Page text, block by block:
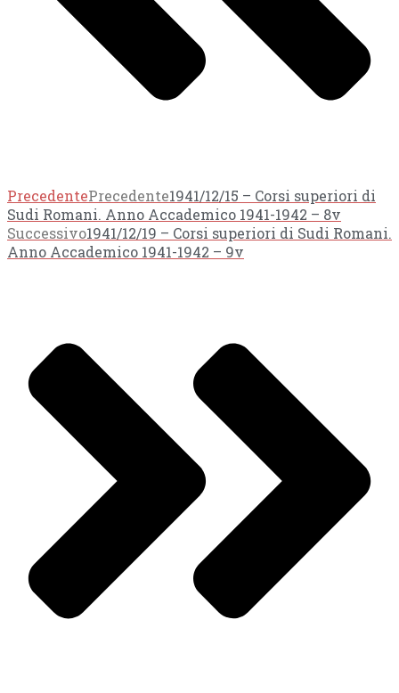
PrecedentePrecedente1941/12/15 – Corsi superiori di
Sudi Romani. Anno Accademico 1941-1942 – 8v
Successivo1941/12/19 – Corsi superiori di Sudi Romani.
Anno Accademico 1941-1942 – 9v